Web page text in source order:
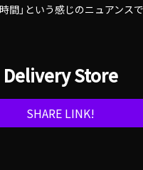
」という感じのニュアンスで
Delivery Store
SHARE LINK!